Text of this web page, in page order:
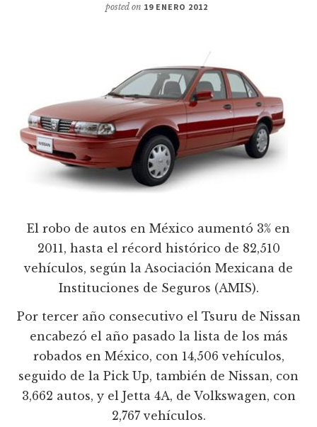
posted on 19 ENERO 2012
El robo de autos en México aumentó 3% en
2011, hasta el récord histórico de 82,510
vehículos, según la Asociación Mexicana de
Instituciones de Seguros (AMIS).
Por tercer año consecutivo el Tsuru de Nissan
encabezó el año pasado la lista de los más
robados en México, con 14,506 vehículos,
seguido de la Pick Up, también de Nissan, con
3,662 autos, y el Jetta 4A, de Volkswagen, con
2,767 vehículos.